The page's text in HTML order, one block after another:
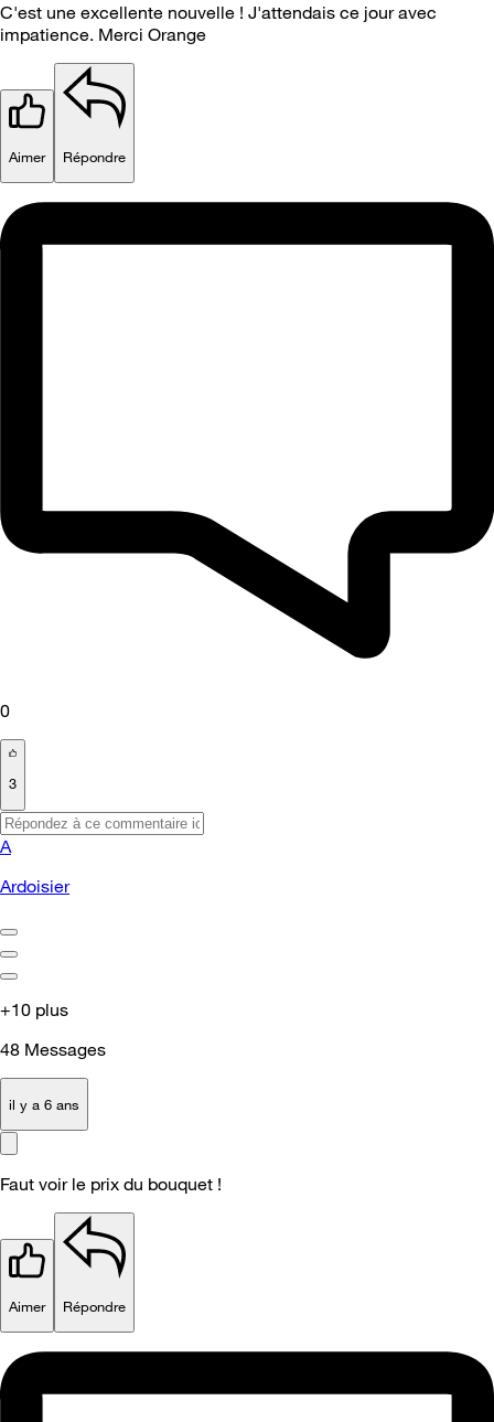
C'est une excellente nouvelle ! J'attendais ce jour avec
impatience. Merci Orange
Aimer Répondre
0
3
A
Ardoisier
+10 plus
48 Messages
il y a 6 ans
Faut voir le prix du bouquet !
Aimer Répondre